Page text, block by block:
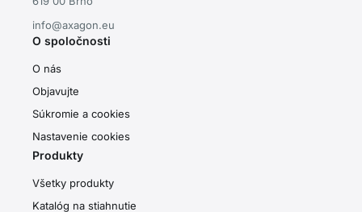
info@axagon.eu
O spoločnosti
O nás
Objavujte
Súkromie a cookies
Nastavenie cookies
Produkty
Všetky produkty
Katalóg na stiahnutie